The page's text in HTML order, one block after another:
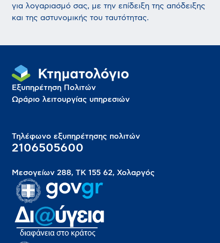
για λογαριασμό σας, με την επίδειξη της απόδειξης
και της αστυνομικής του ταυτότητας.
Εξυπηρέτηση Πολιτών
Ωράριο λειτουργίας υπηρεσιών
Τηλέφωνο εξυπηρέτησης πολιτών
2106505600
Μεσογείων 288, ΤΚ 155 62, Χολαργός